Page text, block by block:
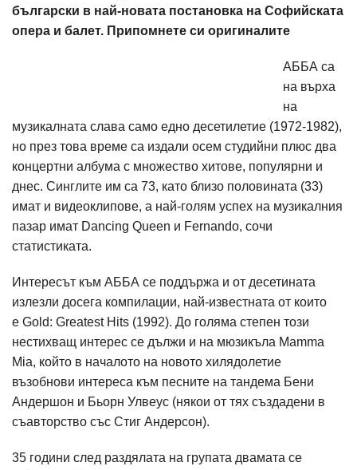
български в най-новата постановка на Софийската
опера и балет. Припомнете си оригиналите
АББА са
на върха
на
музикалната слава само едно десетилетие (1972-1982),
но през това време са издали осем студийни плюс два
концертни албума с множество хитове, популярни и
днес. Синглите им са 73, като близо половината (33)
имат и видеоклипове, а най-голям успех на музикалния
пазар имат Dancing Queen и Fernando, сочи
статистиката.
Интересът към АББА се поддържа и от десетината
излезли досега компилации, най-известната от които
е Gold: Greatest Hits (1992). До голяма степен този
нестихващ интерес се дължи и на мюзикъла Mamma
Mia, който в началото на новото хилядолетие
възобнови интереса към песните на тандема Бени
Андершон и Бьорн Улвеус (някои от тях създадени в
съавторство със Стиг Андерсон).
35 години след раздялата на групата двамата се